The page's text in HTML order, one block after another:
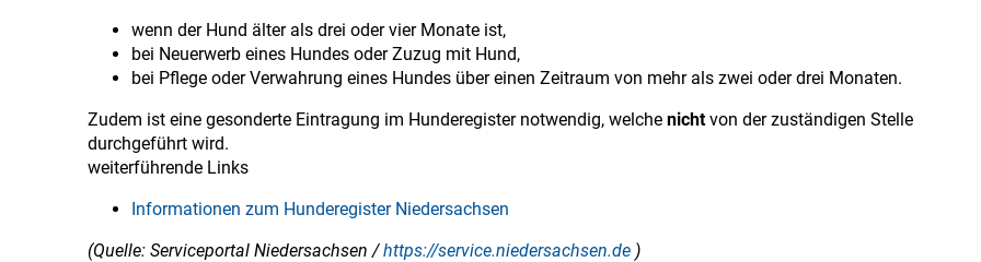
wenn der Hund älter als drei oder vier Monate ist,
bei Neuerwerb eines Hundes oder Zuzug mit Hund,
bei Pflege oder Verwahrung eines Hundes über einen Zeitraum von mehr als zwei oder drei Monaten.
Zudem ist eine gesonderte Eintragung im Hunderegister notwendig, welche nichtvon der zuständigen Stelle
durchgeführt wird.
weiterführende Links
Informationen zum Hunderegister Niedersachsen
(Quelle: Serviceportal Niedersachsen /https://service.niedersachsen.de )